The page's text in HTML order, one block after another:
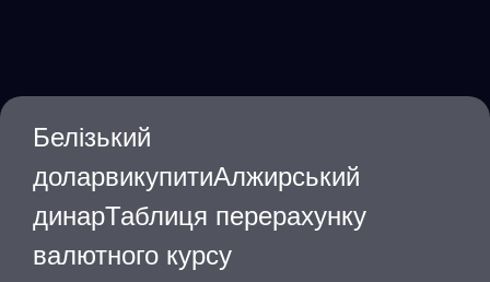
Белізький
доларвикупитиАлжирський
динарТаблиця перерахунку
валютного курсу